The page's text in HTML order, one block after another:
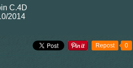
2014
Repost 0